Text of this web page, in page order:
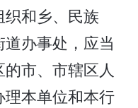
和乡、民族
办事处，应当
市、市辖区人
本单位和本行